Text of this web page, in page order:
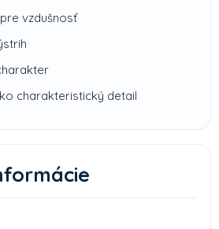
vzdušnosť
charakteristický detail